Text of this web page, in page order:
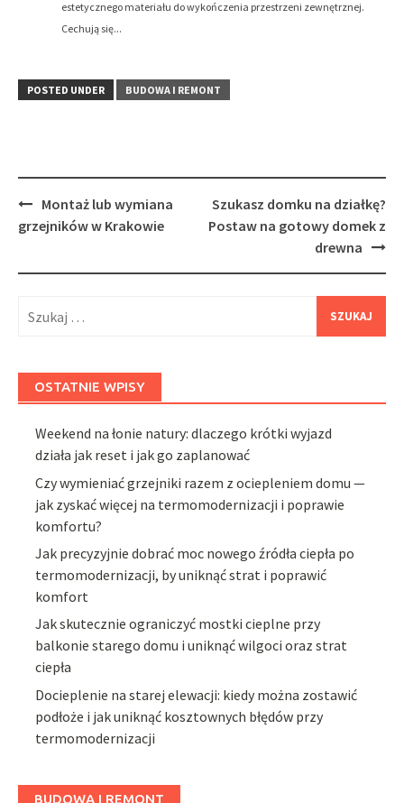
estetycznego materiału do wykończenia przestrzeni zewnętrznej.
Cechują się...
POSTED UNDER BUDOWA I REMONT
Post
navigation
Montaż lub wymiana
grzejników w Krakowie
Szukasz domku na działkę?
Postaw na gotowy domek z
drewna
OSTATNIE WPISY
Weekend na łonie natury: dlaczego krótki wyjazd
działa jak reset i jak go zaplanować
Czy wymieniać grzejniki razem z ociepleniem domu —
jak zyskać więcej na termomodernizacji i poprawie
komfortu?
Jak precyzyjnie dobrać moc nowego źródła ciepła po
termomodernizacji, by uniknąć strat i poprawić
komfort
Jak skutecznie ograniczyć mostki cieplne przy
balkonie starego domu i uniknąć wilgoci oraz strat
ciepła
Docieplenie na starej elewacji: kiedy można zostawić
podłoże i jak uniknąć kosztownych błędów przy
termomodernizacji
BUDOWA I REMONT